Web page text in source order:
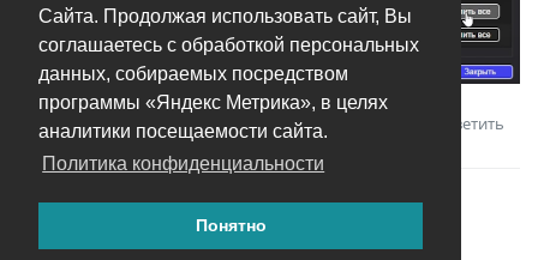
Сайта. Продолжая использовать сайт, Вы
соглашаетесь с обработкой персональных
данных, собираемых посредством
программы «Яндекс Метрика», в целях
аналитики посещаемости сайта.
Политика конфиденциальности
Понятно
Ответить
Андрейответили на это сообщение.